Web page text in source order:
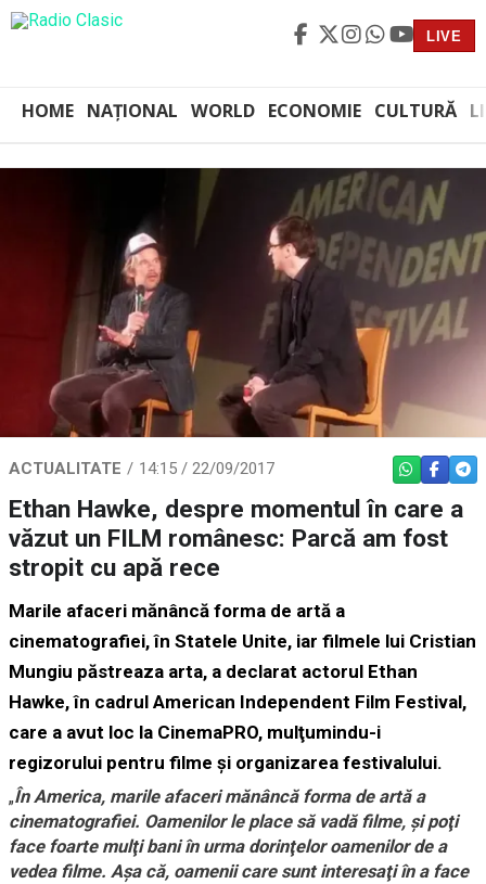
LIVE
HOME NAȚIONAL WORLD ECONOMIE CULTURĂ
ACTUALITATE 14:15 / 22/09/2017 WHATSAPP
Ethan Hawke, despre momentul în care a
văzut un FILM românesc: Parcă am fost
stropit cu apă rece
Marile afaceri mănâncă forma de artă a
cinematografiei, în Statele Unite, iar filmele lui Cristian
Mungiu păstreaza arta, a declarat actorul Ethan
Hawke, în cadrul American Independent Film Festival,
care a avut loc la CinemaPRO, mulţumindu-i
regizorului pentru filme şi organizarea festivalului.
„În America, marile afaceri mănâncă forma de artă a
cinematografiei. Oamenilor le place să vadă filme, şi poţi
face foarte mulţi bani în urma dorinţelor oamenilor de a
vedea filme. Aşa că, oamenii care sunt interesaţi în a face